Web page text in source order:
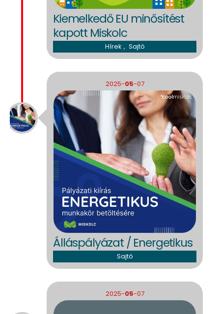
Kiemelkedő EU minősítést
kapott Miskolc
Hírek , Sajtó
2025-05-07
Álláspályázat / Energetikus
Sajtó
2025-05-07